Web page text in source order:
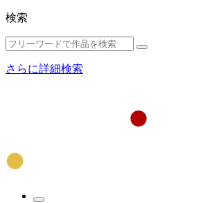
検索
さらに詳細検索